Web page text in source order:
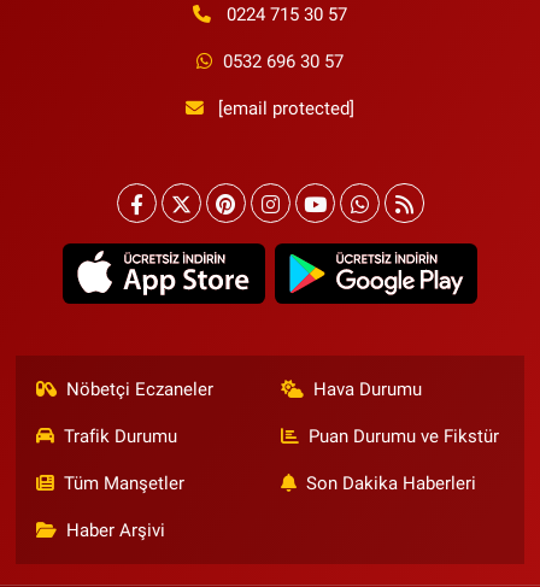
0224 715 30 57
0532 696 30 57
[email protected]
Nöbetçi Eczaneler Hava Durumu
Trafik Durumu Puan Durumu ve Fikstür
Tüm Manşetler Son Dakika Haberleri
Haber Arşivi